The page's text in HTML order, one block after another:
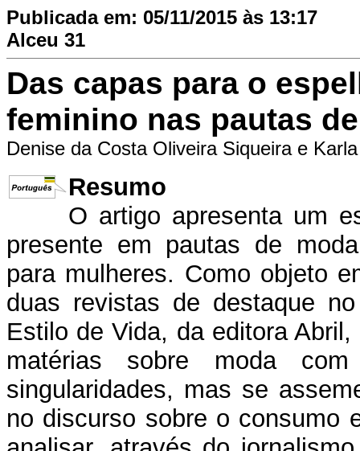
Publicada em: 05/11/2015 às 13:17
Alceu 31
Das capas para o
feminino nas pautas
Denise da Costa Oliveira Siqueira e
Resumo
O artigo apresenta um
presente em pautas de
para mulheres. Como objeto
duas revistas de destaque
Estilo de Vida, da editora
matérias sobre moda
singularidades, mas se
no discurso sobre o consumo